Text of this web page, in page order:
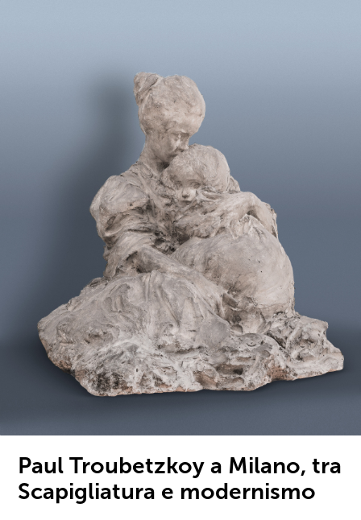
Paul Troubetzkoy a Milano, tra
Scapigliatura e modernismo